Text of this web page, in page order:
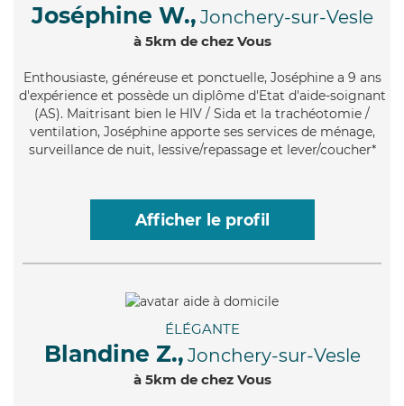
Joséphine W., Jonchery-sur-Vesle
à 5km de chez Vous
Enthousiaste, généreuse et ponctuelle, Joséphine a 9 ans
d'expérience et possède un diplôme d'Etat d'aide-soignant
(AS). Maitrisant bien le HIV / Sida et la trachéotomie /
ventilation, Joséphine apporte ses services de ménage,
surveillance de nuit, lessive/repassage et lever/coucher*
Afficher le profil
ÉLÉGANTE
Blandine Z., Jonchery-sur-Vesle
à 5km de chez Vous